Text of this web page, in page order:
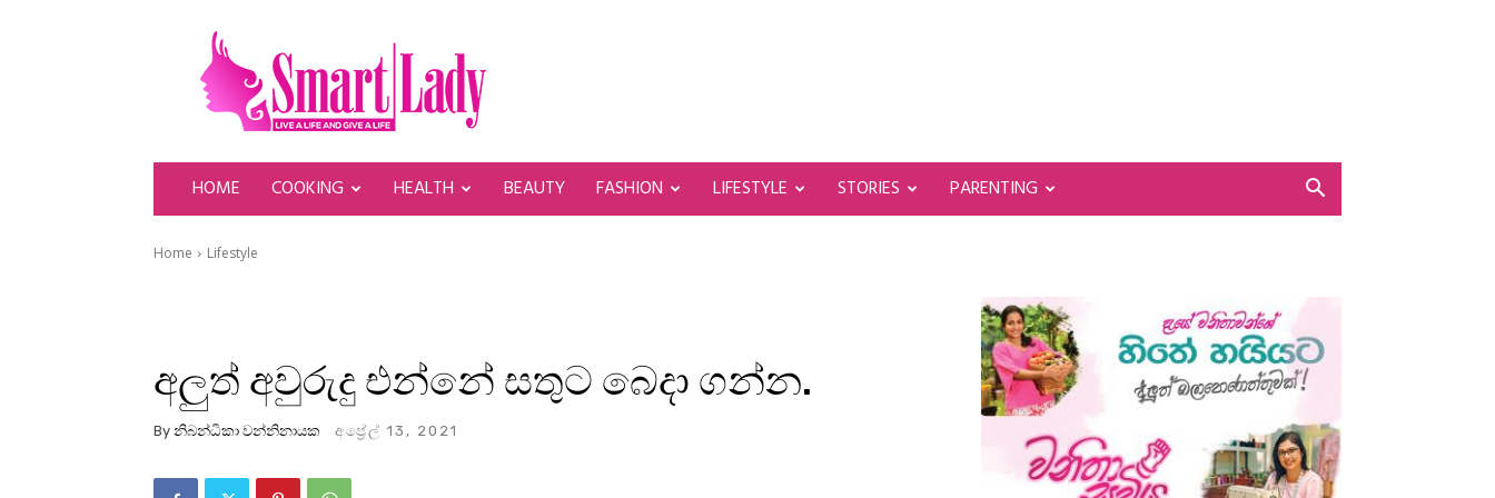
SmartLady
HOME COOKING HEALTH BEAUTY FASHION LIFESTYLE STORIES PARENTING
Home Lifestyle
අලුත් අවුරුදු එන්නේ සතුට බෙදා ගන්න.
By නිබන්ධිකා වන්නිනායක අප්‍රේල් 13, 2021